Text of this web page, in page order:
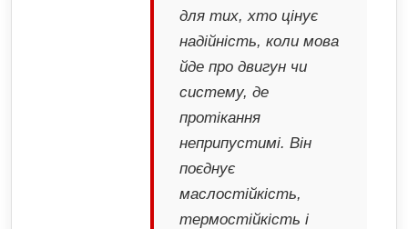
для тих, хто цінує
надійність, коли мова
йде про двигун чи
систему, де
протікання
неприпустимі. Він
поєднує
маслостійкість,
термостійкість і